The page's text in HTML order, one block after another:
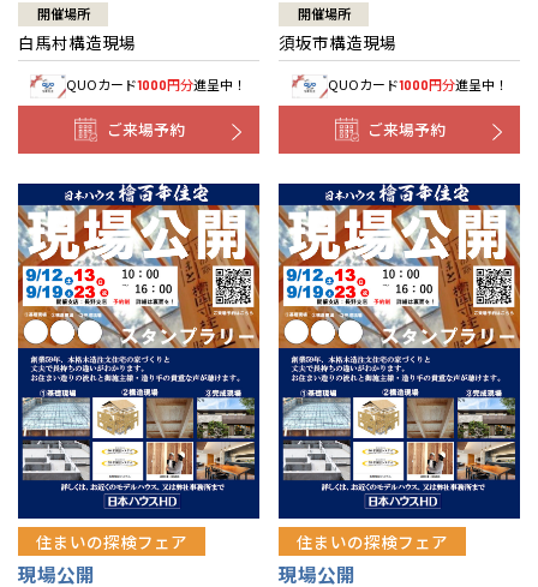
開催場所
白馬村構造現場
QUOカード1000円分進呈中！
ご来場予約
開催場所
須坂市構造現場
QUOカード1000円分進呈中！
ご来場予約
住まいの探検フェア
現場公開
住まいの探検フェア
現場公開